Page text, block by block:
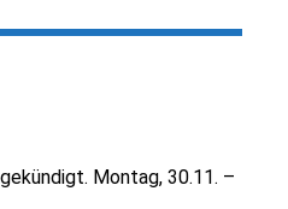
Montag, 30.11. –